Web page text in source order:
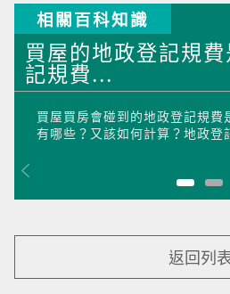
相關百科知識
買屋的地政登記規
記規費...
買屋買房會碰到的地政登記規費
有哪些？又該如何計算？地政登
返回列